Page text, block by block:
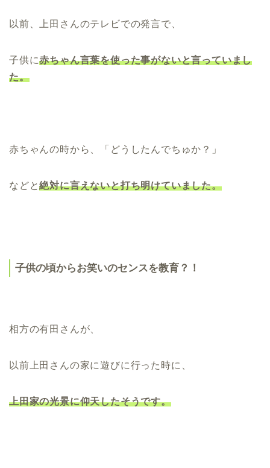
以前、上田さんのテレビでの発言で、
子供に赤ちゃん言葉を使った事がないと言っていまし
た。
赤ちゃんの時から、「どうしたんでちゅか？」
などと絶対に言えないと打ち明けていました。
子供の頃からお笑いのセンスを教育？！
相方の有田さんが、
以前上田さんの家に遊びに行った時に、
上田家の光景に仰天したそうです。